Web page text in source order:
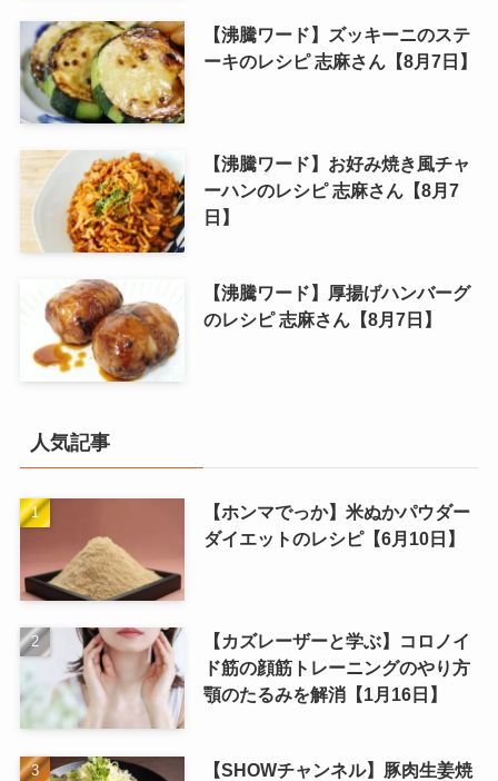
【沸騰ワード】ズッキーニのステ
ーキのレシピ 志麻さん【8月7日】
【沸騰ワード】お好み焼き風チャ
ーハンのレシピ 志麻さん【8月7
日】
【沸騰ワード】厚揚げハンバーグ
のレシピ 志麻さん【8月7日】
人気記事
【ホンマでっか】米ぬかパウダー
ダイエットのレシピ【6月10日】
【カズレーザーと学ぶ】コロノイ
ド筋の顔筋トレーニングのやり方
顎のたるみを解消【1月16日】
【SHOWチャンネル】豚肉生姜焼